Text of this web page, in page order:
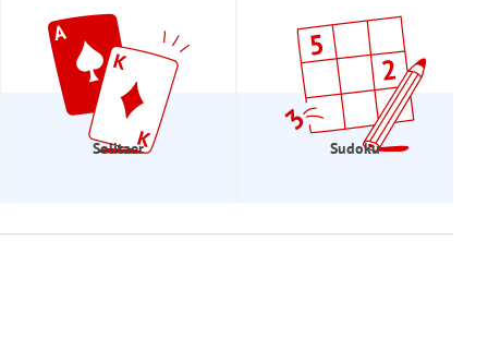
Solitaer Sudoku